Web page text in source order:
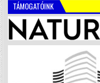
TÁMOGATÓINK